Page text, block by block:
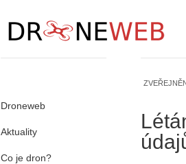
Droneweb
Aktuality
Co je dron?